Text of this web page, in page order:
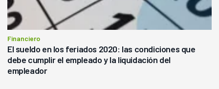
Financiero
El sueldo en los feriados 2020: las condiciones que
debe cumplir el empleado y la liquidación del
empleador